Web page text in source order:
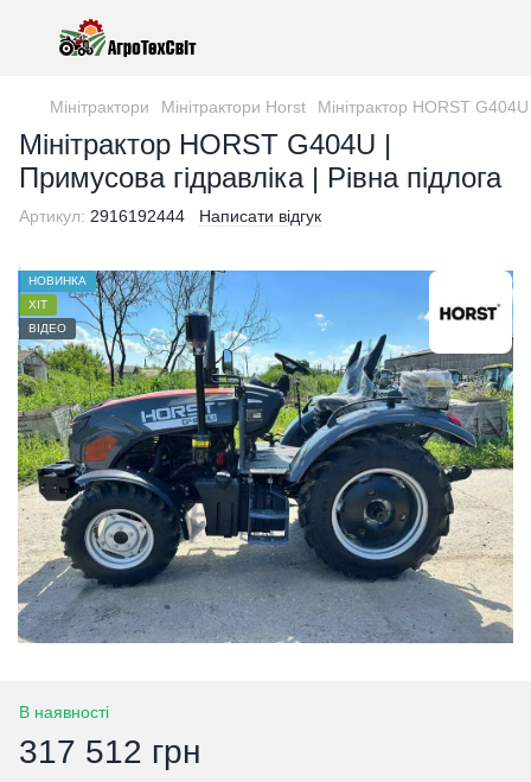
Мінітрактори Мінітрактори Horst Мінітрактор HORST
Мінітрактор HORST G404U |
Примусова гідравліка | Рівна підлога
Артикул: 2916192444 Написати відгук
НОВИНКА
ХІТ
ВІДЕО
В наявності
317 512 грн